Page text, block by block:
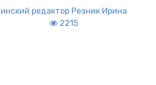
редактор Резник Ирина
2215